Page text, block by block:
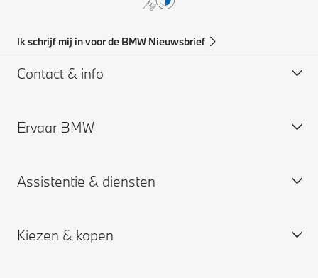
Ik schrijf mij in voor de BMW Nieuwsbrief
Contact & info
Support & Contact
Ervaar BMW
BMW vacatures
BMW Group
Assistentie & diensten
Plan een service afspraak
Kiezen & kopen